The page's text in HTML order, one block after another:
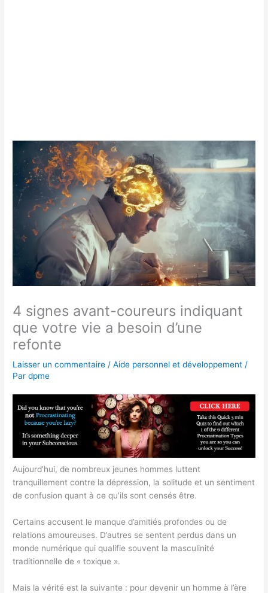
4 signes avant-coureurs indiquant
que votre vie a besoin d’une
refonte
Laisser un commentaire /Aide personnel et développement /
Pardpme
Aujourd’hui, de nombreux jeunes hommes luttent
tranquillement contre la dépression, la solitude et un sentiment
de confusion quant à ce qu’ils sont censés être.
Certains accusent le manque d’amitiés profondes ou de
relations amoureuses. D’autres se sentent perdus dans un
monde numérique qui qualifie souvent la masculinité
traditionnelle de « toxique ».
Mais la vérité est la suivante : pour devenir un homme à l’ère